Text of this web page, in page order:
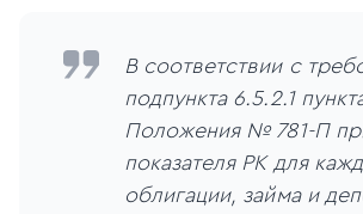
В соответствии с
подпункта 6.5.2.1
Положения № 781-П
показателя РК для
облигации, займа и